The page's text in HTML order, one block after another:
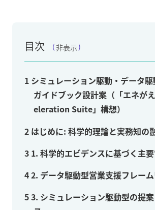
目次 非表示
1 シミュレーション駆動・データ
ガイドブック設計案（「エネが
eleration Suite」構想）
2 はじめに: 科学的理論と実務知の
3 1. 科学的エビデンスに基づく主
42. データ駆動型営業支援フレー
53. シミュレーション駆動型の提